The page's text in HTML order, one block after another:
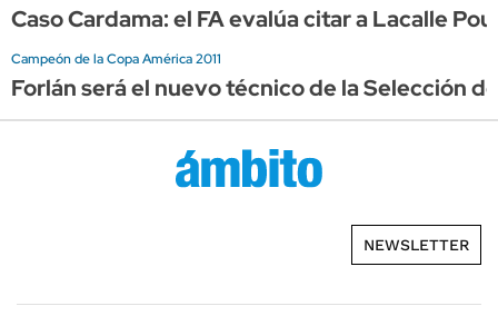
Caso Cardama: el FA evalúa citar a Lacalle
Campeón de la Copa América 2011
Forlán será el nuevo técnico de la Selección
NEWSLETTER